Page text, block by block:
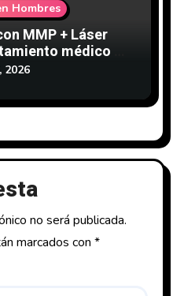
Hombres
MMP + Láser
médico –
2026
no será publicada.
marcados con *